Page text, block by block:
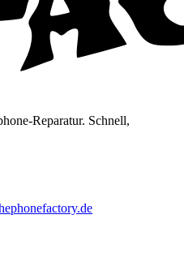
Reparatur. Schnell,